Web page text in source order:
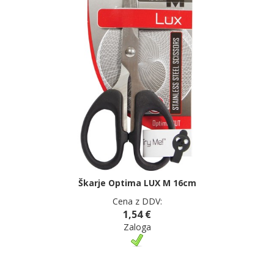
Škarje Optima LUX M 16cm
Cena z DDV:
1,54 €
Zaloga